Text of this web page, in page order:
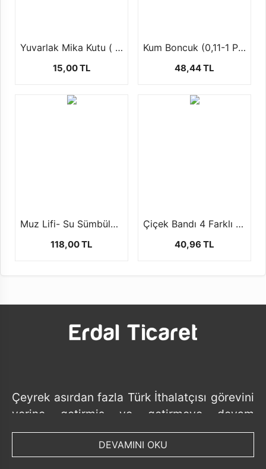
Yuvarlak Mika Kutu ( şekerlik,mumluk ) 1 ad
15,00 TL
Kum Boncuk (0,11-1 Paket-12 dizi)
48,44 TL
Muz Lifi- Su Sümbülü (+-100 gr )
118,00 TL
Çiçek Bandı 4 Farklı Renk Seçeneği İle 1 CM ( +- 25 MT)
40,96 TL
Çeyrek asırdan fazla Türk İthalatçısı görevini
yerine getirmiş ve getirmeye devam
etmektedir.
Tedarik ettiği ürünlerde her geçen gün ürün
DEVAMINI OKU